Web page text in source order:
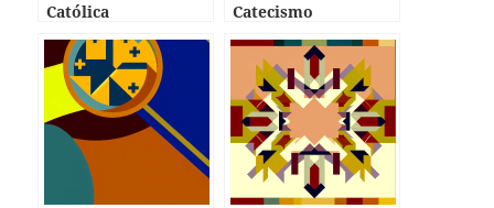
Católica
Catecismo